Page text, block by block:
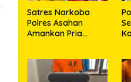
Satres Narkoba
Polres Asahan
Amankan Pria
Bukti